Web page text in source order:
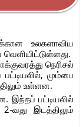
உலகளாவிய
நெரிசல்
மும்பை
உள்ளன.
இந்தப் பட்டியலில்
வது இடத்திலும்